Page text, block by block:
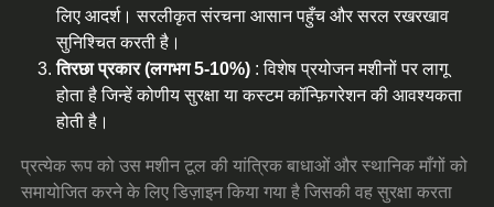
लिए आदर्श। सरलीकृत संरचना आसान पहुँच और सरल रखरखाव
सुनिश्चित करती है।
तिरछा प्रकार (लगभग 5-10%) : विशेष प्रयोजन मशीनों पर लागू
होता है जिन्हें कोणीय सुरक्षा या कस्टम कॉन्फ़िगरेशन की आवश्यकता
होती है।
प्रत्येक रूप को उस मशीन टूल की यांत्रिक बाधाओं और स्थानिक माँगों को
समायोजित करने के लिए डिज़ाइन किया गया है जिसकी वह सुरक्षा करता